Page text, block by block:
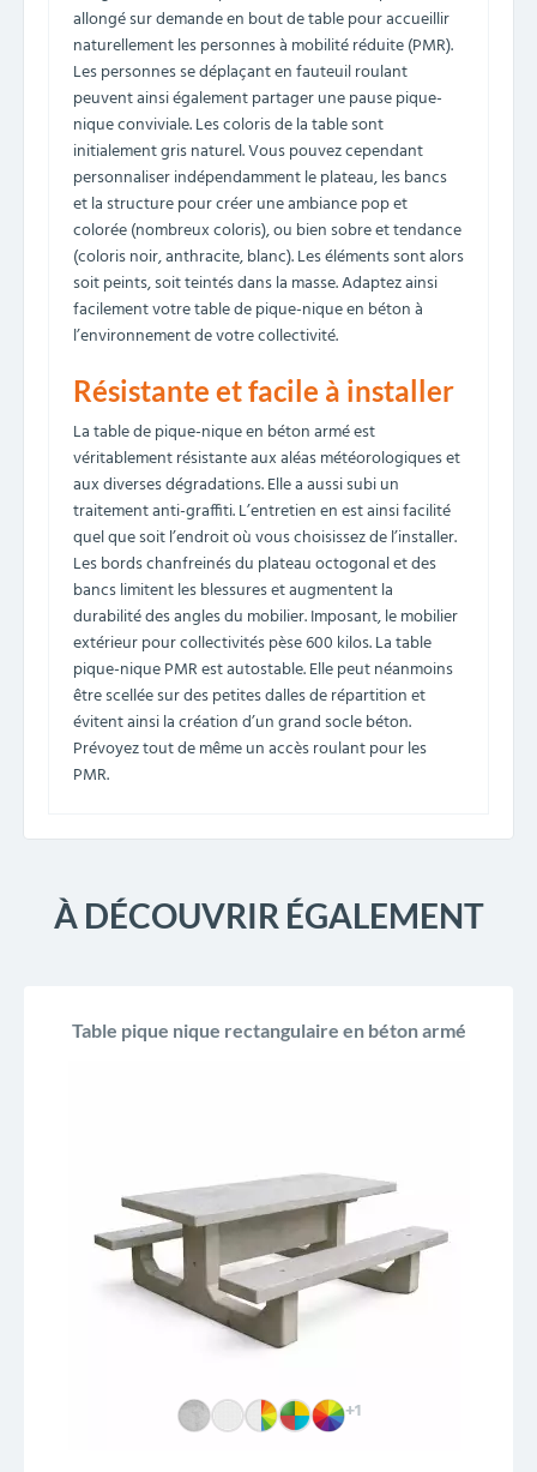
allongé sur demande en bout de table pour accueillir
naturellement les personnes à mobilité réduite (PMR).
Les personnes se déplaçant en fauteuil roulant
peuvent ainsi également partager une pause pique-
nique conviviale. Les coloris de la table sont
initialement gris naturel. Vous pouvez cependant
personnaliser indépendamment le plateau, les bancs
et la structure pour créer une ambiance pop et
colorée (nombreux coloris), ou bien sobre et tendance
(coloris noir, anthracite, blanc). Les éléments sont alors
soit peints, soit teintés dans la masse. Adaptez ainsi
facilement votre table de pique-nique en béton à
l’environnement de votre collectivité.
Résistante et facile à installer
La table de pique-nique en béton armé est
véritablement résistante aux aléas météorologiques et
aux diverses dégradations. Elle a aussi subi un
traitement anti-graffiti. L’entretien en est ainsi facilité
quel que soit l’endroit où vous choisissez de l’installer.
Les bords chanfreinés du plateau octogonal et des
bancs limitent les blessures et augmentent la
durabilité des angles du mobilier. Imposant, le mobilier
extérieur pour collectivités pèse 600 kilos. La table
pique-nique PMR est autostable. Elle peut néanmoins
être scellée sur des petites dalles de répartition et
évitent ainsi la création d’un grand socle béton.
Prévoyez tout de même un accès roulant pour les
PMR.
À DÉCOUVRIR ÉGALEMENT
Table pique nique rectangulaire en béton armé
+1